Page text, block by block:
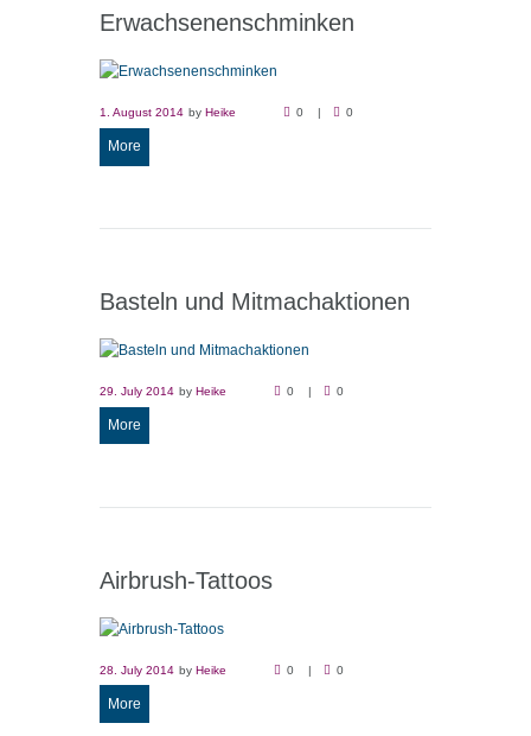
Erwachsenenschminken
1. August 2014 by Heike 0 0
More
Basteln und Mitmachaktionen
29. July 2014 by Heike 0 0
More
Airbrush-Tattoos
28. July 2014 by Heike 0 0
More